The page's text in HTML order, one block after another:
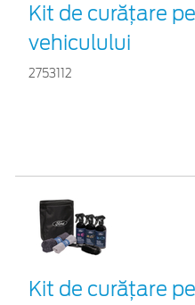
Kit de curățare
vehiculului
2753112
Kit de curățare